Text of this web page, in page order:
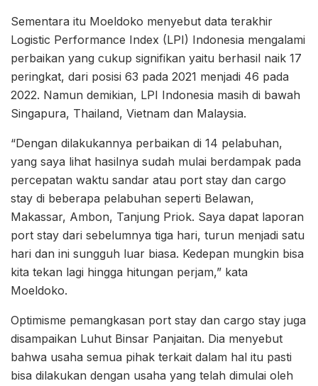
Sementara itu Moeldoko menyebut data terakhir
Logistic Performance Index (LPI) Indonesia mengalami
perbaikan yang cukup signifikan yaitu berhasil naik 17
peringkat, dari posisi 63 pada 2021 menjadi 46 pada
2022. Namun demikian, LPI Indonesia masih di bawah
Singapura, Thailand, Vietnam dan Malaysia.
“Dengan dilakukannya perbaikan di 14 pelabuhan,
yang saya lihat hasilnya sudah mulai berdampak pada
percepatan waktu sandar atau port stay dan cargo
stay di beberapa pelabuhan seperti Belawan,
Makassar, Ambon, Tanjung Priok. Saya dapat laporan
port stay dari sebelumnya tiga hari, turun menjadi satu
hari dan ini sungguh luar biasa. Kedepan mungkin bisa
kita tekan lagi hingga hitungan perjam,” kata
Moeldoko.
Optimisme pemangkasan port stay dan cargo stay juga
disampaikan Luhut Binsar Panjaitan. Dia menyebut
bahwa usaha semua pihak terkait dalam hal itu pasti
bisa dilakukan dengan usaha yang telah dimulai oleh